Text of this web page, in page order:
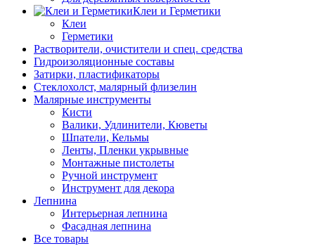
Клеи и Герметики
Клеи
Герметики
Растворители, очистители и спец. средства
Гидроизоляционные составы
Затирки, пластификаторы
Стеклохолст, малярный флизелин
Малярные инструменты
Кисти
Валики, Удлинители, Кюветы
Шпатели, Кельмы
Ленты, Пленки укрывные
Монтажные пистолеты
Ручной инструмент
Инструмент для декора
Лепнина
Интерьерная лепнина
Фасадная лепнина
Все товары